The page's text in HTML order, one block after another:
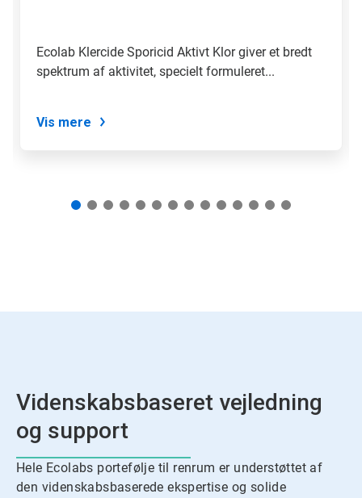
knapperne.
Ecolab Klercide Sporicid Aktivt Klor giver et bredt
spektrum af aktivitet, specielt formuleret...
Vis mere
Videnskabsbaseret vejledning
og support
Hele Ecolabs portefølje til renrum er understøttet af
den videnskabsbaserede ekspertise og solide